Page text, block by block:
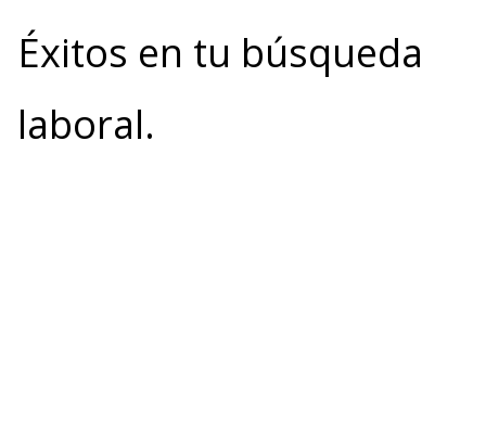
Éxitos en tu búsqueda
laboral.